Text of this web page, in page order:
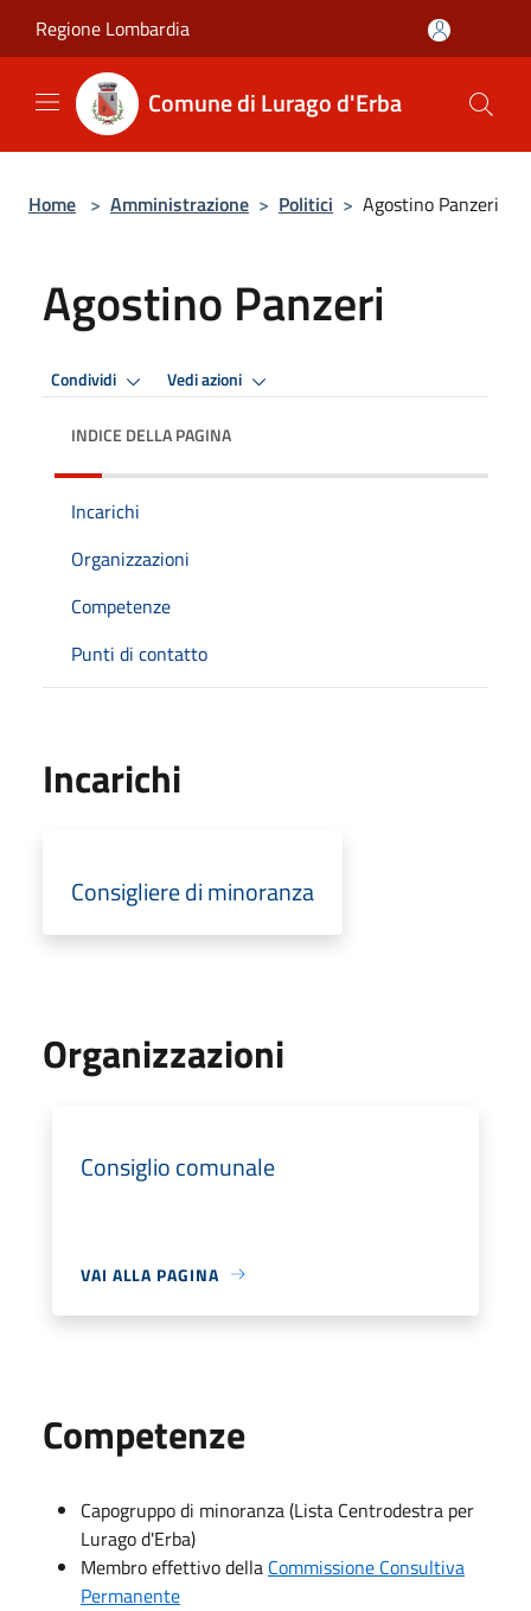
Regione Lombardia
Comune di Lurago d'Erba
Home > Amministrazione > Politici > Agostino Panzeri
Agostino Panzeri
Condividi Vedi azioni
INDICE DELLA PAGINA
Incarichi
Organizzazioni
Competenze
Punti di contatto
Incarichi
Consigliere di minoranza
Organizzazioni
Consiglio comunale
VAI ALLA PAGINA
Competenze
Capogruppo di minoranza (Lista Centrodestra per
Lurago d'Erba)
Membro effettivo della Commissione Consultiva
Permanente